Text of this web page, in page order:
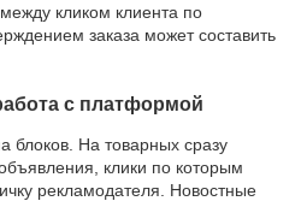
кликом клиента по
заказа может составить
с платформой
блоков. На товарных сразу
клики по которым
рекламодателя. Новостные